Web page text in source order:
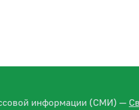
информации (СМИ) —